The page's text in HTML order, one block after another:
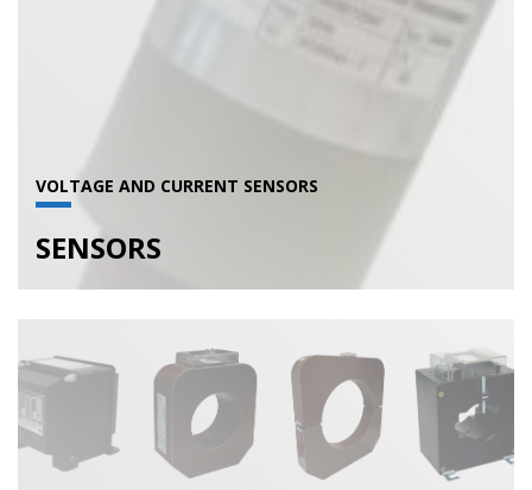
VOLTAGE AND CURRENT SENSORS
SENSORS